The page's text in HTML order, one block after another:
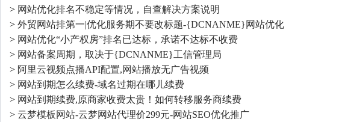
> 网站优化排名不稳定等情况，自查解决方案说明
> 外贸网站排第一|优化服务期不要改标题-{DCNANME}网站优化
> 网站优化“小产权房”排名已达标，承诺不达标不收费
> 网站备案周期，取决于{DCNANME}工信管理局
> 阿里云视频点播API配置,网站播放无广告视频
> 网站到期怎么续费-域名过期在哪儿续费
> 网站到期续费,原商家收费太贵！如何转移服务商续费
> 云梦模板网站-云梦网站代理价299元-网站SEO优化推广